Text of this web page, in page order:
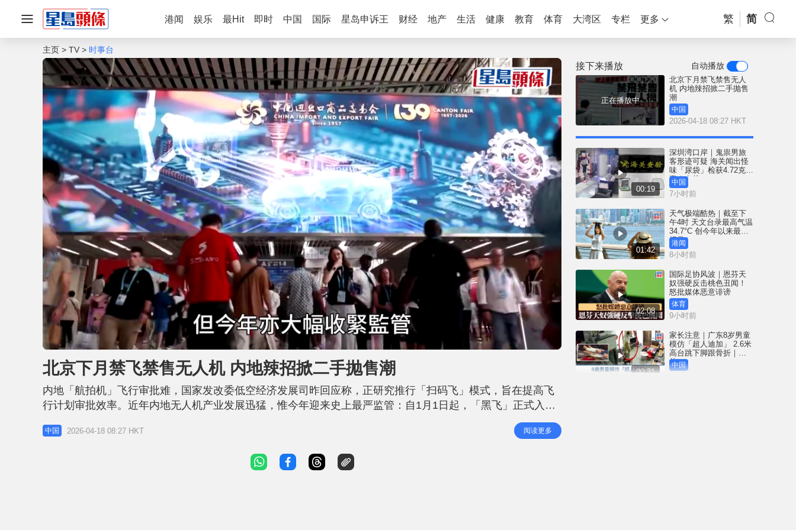
港闻 娱乐 最Hit 即时 中国 国际 星岛申诉王 财经 地产 生活 健康 教育 体育 大湾区 专栏 更多 繁 简
主页 TV 时事台
U
n
u
o
d
e
d
7
.
8
9
北京下月禁飞禁售无人机 内地辣招掀二手抛售潮
内地「航拍机」飞行审批难，国家发改委低空经济发展司昨回应称，正研究推行「扫码飞」模式，旨在提高飞
行计划审批效率。近年内地无人机产业发展迅猛，惟今年迎来史上最严监管：自1月1日起，「黑飞」正式入
法，违规可处行政拘留，管制区飞行活动至少提前1天申请许可；5月1日起，所有无人机必须完成实名登记，并
实时追踪飞行活动，北京更全市禁飞禁售无人机。严规冲击市场，二手平台无人机转卖量显著上升。 飞行申请
中国 2026-04-18 08:27 HKT 阅读更多
接下来播放 自动播放
正在播放中
北京下月禁飞禁售无人
机 内地辣招掀二手抛售
潮
中国
2026-04-18 08:27 HKT
00:19
深圳湾口岸｜鬼祟男旅
客形迹可疑 海关闻出怪
味「尿袋」检获4.72克冰
毒｜有片
中国
7小时前
01:42
天气极端酷热｜截至下
午4时 天文台录最高气温
34.7°C 创今年以来最高
纪录
港闻
8小时前
02:08
国际足协风波｜恩芬天
奴强硬反击桃色丑闻！
怒批媒体恶意诽谤
体育
9小时前
00:31
家长注意｜广东8岁男童
模仿「超人迪加」 2.6米
高台跳下脚跟骨折｜有
片
中国